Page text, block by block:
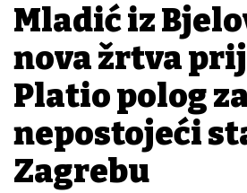
Mladić iz
nova žrtva
Platio polog
nepostojeći
Zagrebu